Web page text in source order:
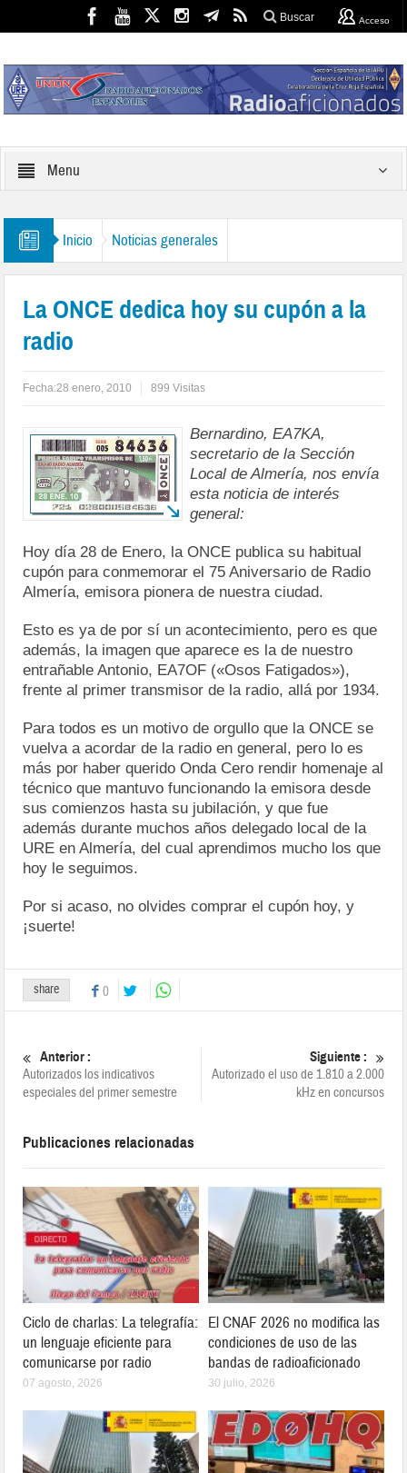
Buscar Acceso
Menu
Inicio Noticias generales
La ONCE dedica hoy su cupón a la
radio
Fecha:28 enero, 2010 899 Visitas
Bernardino, EA7KA,
secretario de la Sección
Local de Almería, nos envía
esta noticia de interés
general:
Hoy día 28 de Enero, la ONCE publica su habitual
cupón para conmemorar el 75 Aniversario de Radio
Almería, emisora pionera de nuestra ciudad.
Esto es ya de por sí un acontecimiento, pero es que
además, la imagen que aparece es la de nuestro
entrañable Antonio, EA7OF («Osos Fatigados»),
frente al primer transmisor de la radio, allá por 1934.
Para todos es un motivo de orgullo que la ONCE se
vuelva a acordar de la radio en general, pero lo es
más por haber querido Onda Cero rendir homenaje al
técnico que mantuvo funcionando la emisora desde
sus comienzos hasta su jubilación, y que fue
además durante muchos años delegado local de la
URE en Almería, del cual aprendimos mucho los que
hoy le seguimos.
Por si acaso, no olvides comprar el cupón hoy, y
¡suerte!
share 0
Anterior :
Autorizados los indicativos
especiales del primer semestre
Siguiente :
Autorizado el uso de 1.810 a 2.000
kHz en concursos
Publicaciones relacionadas
Ciclo de charlas: La telegrafía:
un lenguaje eficiente para
comunicarse por radio
07 agosto, 2026
El CNAF 2026 no modifica las
condiciones de uso de las
bandas de radioaficionado
30 julio, 2026